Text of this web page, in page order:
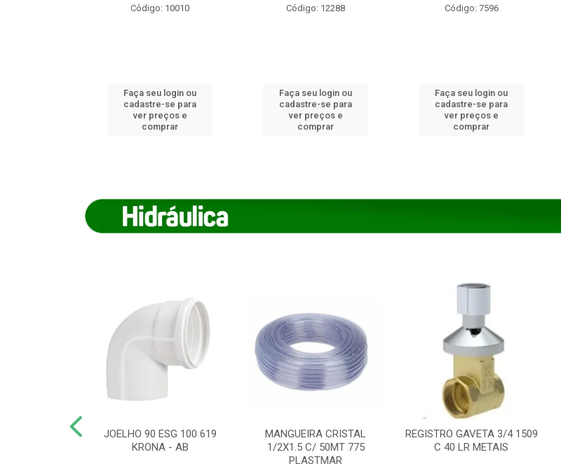
Código: 10010
Faça seu login ou
cadastre-se para
ver preços e
comprar
Código: 12288
Faça seu login ou
cadastre-se para
ver preços e
comprar
Código: 7596
Faça seu login ou
cadastre-se para
ver preços e
comprar
JOELHO 90 ESG 100 619
KRONA - AB
MANGUEIRA CRISTAL
1/2X1.5 C/ 50MT 775
PLASTMAR
REGISTRO GAVETA 3/4 1509
C 40 LR METAIS